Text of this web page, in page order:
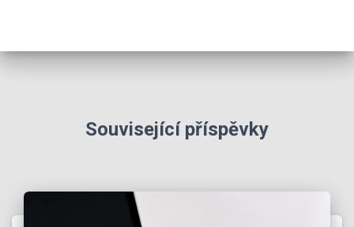
Související příspěvky